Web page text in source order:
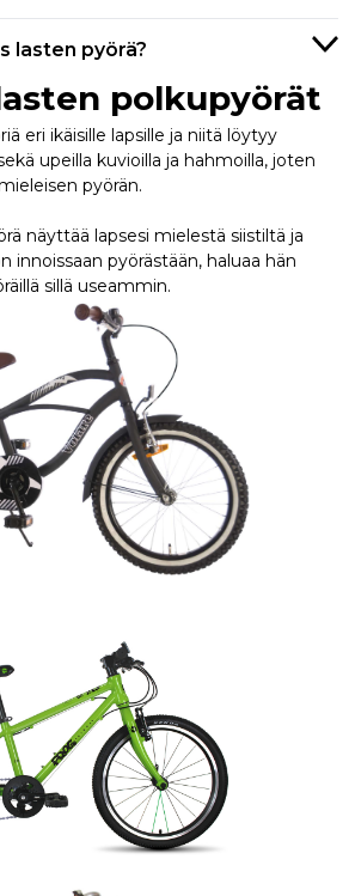
lasten pyörä?
polkupyörät
eri ikäisille lapsille ja niitä löytyy
upeilla kuvioilla ja hahmoilla, joten
pyörän.
näyttää lapsesi mielestä siistiltä ja
innoissaan pyörästään, haluaa hän
sillä useammin.